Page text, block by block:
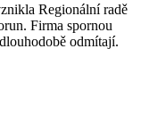
Regionální radě
Firma spornou
odmítají.